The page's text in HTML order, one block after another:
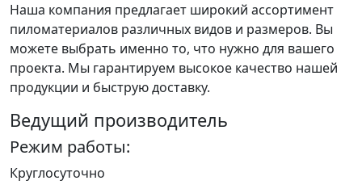
Наша компания предлагает широкий ассортимент
пиломатериалов различных видов и размеров. Вы
можете выбрать именно то, что нужно для вашего
проекта. Мы гарантируем высокое качество нашей
продукции и быструю доставку.
Ведущий производитель
Режим работы:
Круглосуточно